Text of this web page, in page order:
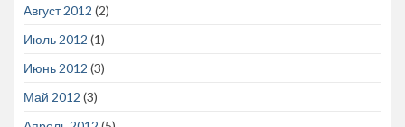
Август 2012 (2)
Июль 2012 (1)
Июнь 2012 (3)
Май 2012 (3)